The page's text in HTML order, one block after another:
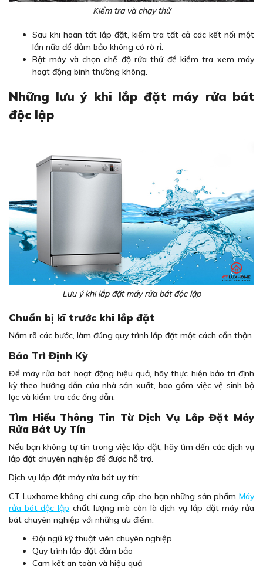
Kiểm tra và chạy thử
Sau khi hoàn tất lắp đặt, kiểm tra tất cả các kết nối một
lần nữa để đảm bảo không có rò rỉ.
Bật máy và chọn chế độ rửa thử để kiểm tra xem máy
hoạt động bình thường không.
Những lưu ý khi lắp đặt máy rửa bát
độc lập
Lưu ý khi lắp đặt máy rửa bát độc lập
Chuẩn bị kĩ trước khi lắp đặt
Nắm rõ các bước, làm đúng quy trình lắp đặt một cách cẩn thận.
Bảo Trì Định Kỳ
Để máy rửa bát hoạt động hiệu quả, hãy thực hiện bảo trì định
kỳ theo hướng dẫn của nhà sản xuất, bao gồm việc vệ sinh bộ
lọc và kiểm tra các ống dẫn.
Tìm Hiểu Thông Tin Từ Dịch Vụ Lắp Đặt Máy
Rửa Bát Uy Tín
Nếu bạn không tự tin trong việc lắp đặt, hãy tìm đến các dịch vụ
lắp đặt chuyên nghiệp để được hỗ trợ.
Dịch vụ lắp đặt máy rửa bát uy tín:
CT Luxhome không chỉ cung cấp cho bạn những sản phẩm Máy
rửa bát độc lập chất lượng mà còn là dịch vụ lắp đặt máy rửa
bát chuyên nghiệp với những ưu điểm:
Đội ngũ kỹ thuật viên chuyên nghiệp
Quy trình lắp đặt đảm bảo
Cam kết an toàn và hiệu quả